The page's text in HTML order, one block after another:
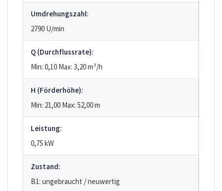
Umdrehungszahl:
2790 U/min
Q (Durchflussrate):
Min: 0,10 Max: 3,20m³/h
H (Förderhöhe):
Min: 21,00 Max: 52,00m
Leistung:
0,75 kW
Zustand:
B1: ungebraucht / neuwertig